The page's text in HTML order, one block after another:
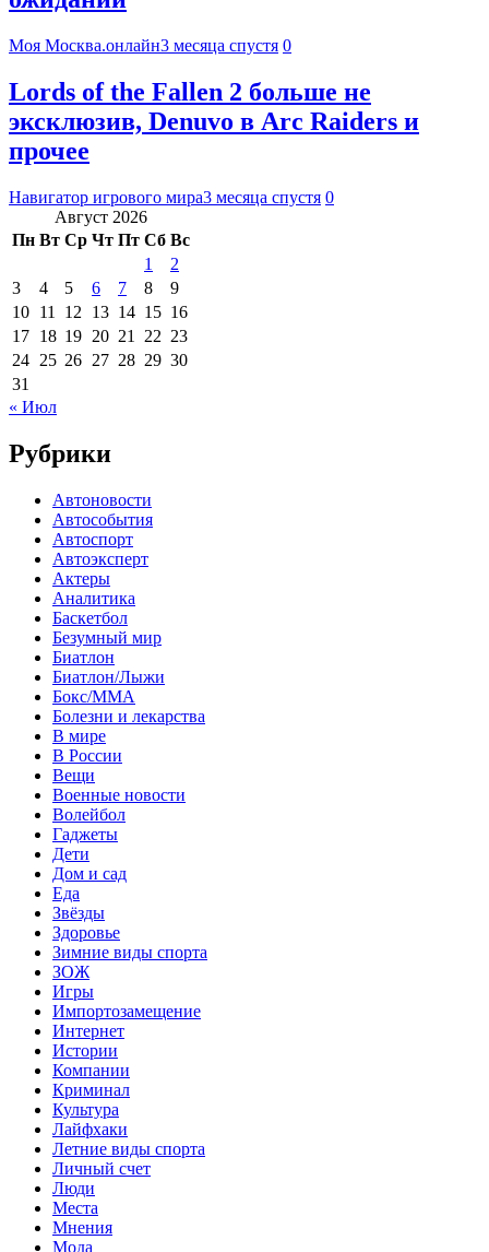
Моя Москва.онлайн3 месяца спустя 0
Lords of the Fallen 2 больше не
эксклюзив, Denuvo в Arc Raiders и
прочее
Навигатор игрового мира3 месяца спустя 0
Август 2026
Пн Вт Ср Чт Пт Сб Вс
1
2
3
4 5 6 7 8
9
10 11 12 13 14 15 16
17 18 19 20 21 22 23
24 25 26 27 28 29 30
31
« Июл
Рубрики
Автоновости
Автособытия
Автоспорт
Автоэксперт
Актеры
Аналитика
Баскетбол
Безумный мир
Биатлон
Биатлон/Лыжи
Бокс/MMA
Болезни и лекарства
В мире
В России
Вещи
Военные новости
Волейбол
Гаджеты
Дети
Дом и сад
Еда
Звёзды
Здоровье
Зимние виды спорта
ЗОЖ
Игры
Импортозамещение
Интернет
Истории
Компании
Криминал
Культура
Лайфхаки
Летние виды спорта
Личный счет
Люди
Места
Мнения
Мода